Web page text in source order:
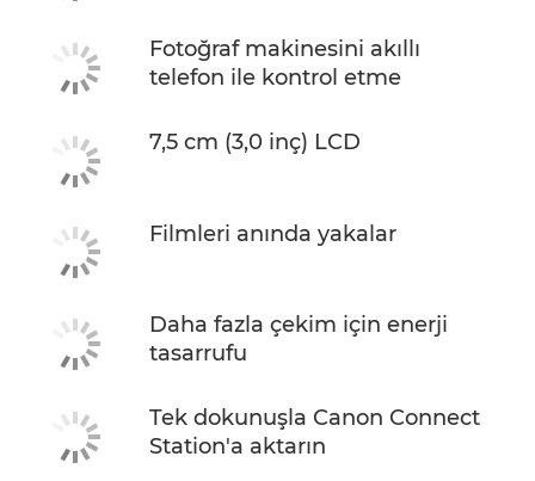
Fotoğraf makinesini akıllı
telefon ile kontrol etme
7,5 cm (3,0 inç) LCD
Filmleri anında yakalar
Daha fazla çekim için enerji
tasarrufu
Tek dokunuşla Canon Connect
Station'a aktarın